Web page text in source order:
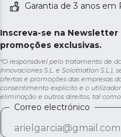
Garantia de 3 anos em
Inscreva-se na
promoções exclusivas.
*O responsável pelo tratamento de
Innovaciones S.L. e Solotriatlon
ofertas e promoções das empresas
consentimento explícito e o
eliminação e outros direitos, tal
Correo electrónico